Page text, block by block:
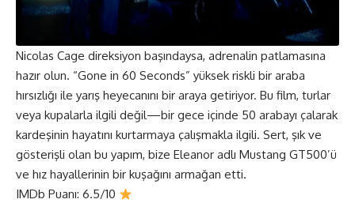
Nicolas Cage direksiyon başındaysa, adrenalin patlamasına
hazır olun. “Gone in 60 Seconds” yüksek riskli bir araba
hırsızlığı ile yarış heyecanını bir araya getiriyor. Bu film, turlar
veya kupalarla ilgili değil—bir gece içinde 50 arabayı çalarak
kardeşinin hayatını kurtarmaya çalışmakla ilgili. Sert, şık ve
gösterişli olan bu yapım, bize Eleanor adlı Mustang GT500’ü
ve hız hayallerinin bir kuşağını armağan etti.
IMDb Puanı: 6.5/10